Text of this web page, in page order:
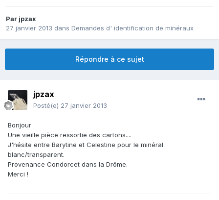
Par jpzax
27 janvier 2013 dans Demandes d' identification de minéraux
Répondre à ce sujet
jpzax
Posté(e) 27 janvier 2013
Bonjour
Une vieille pièce ressortie des cartons....
J'hésite entre Barytine et Celestine pour le minéral
blanc/transparent.
Provenance Condorcet dans la Drôme.
Merci !